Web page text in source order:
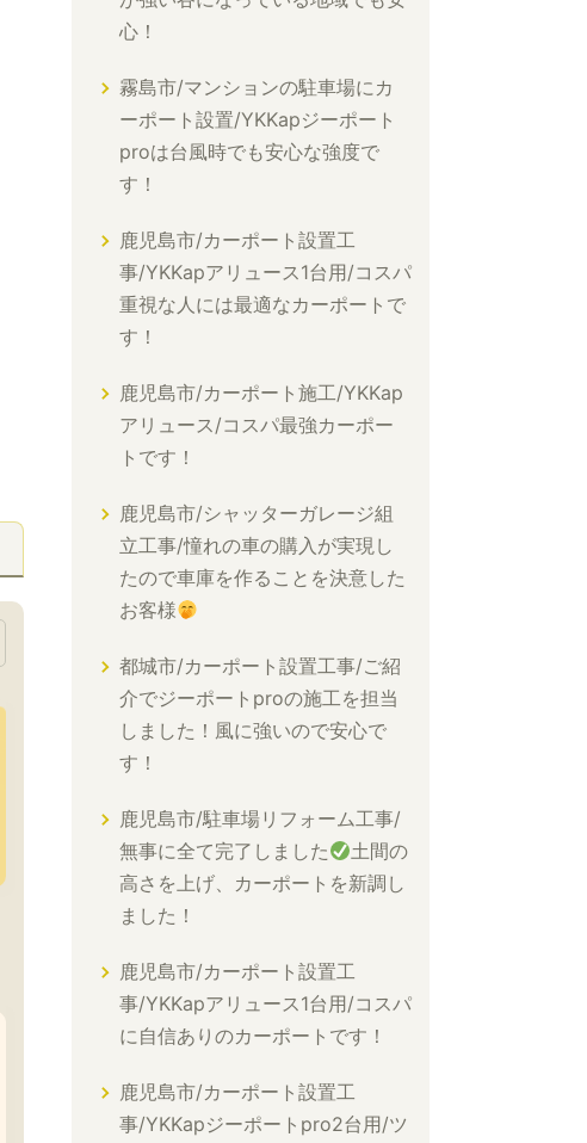
心！
霧島市/マンションの駐車場にカ
ーポート設置/YKKapジーポート
proは台風時でも安心な強度で
す！
鹿児島市/カーポート設置工
事/YKKapアリュース1台用/コスパ
重視な人には最適なカーポートで
す！
鹿児島市/カーポート施工/YKKap
アリュース/コスパ最強カーポー
トです！
鹿児島市/シャッターガレージ組
立工事/憧れの車の購入が実現し
たので車庫を作ることを決意した
お客様
都城市/カーポート設置工事/ご紹
介でジーポートproの施工を担当
しました！風に強いので安心で
す！
鹿児島市/駐車場リフォーム工事/
無事に全て完了しました
土間の
高さを上げ、カーポートを新調し
ました！
鹿児島市/カーポート設置工
事/YKKapアリュース1台用/コスパ
に自信ありのカーポートです！
鹿児島市/カーポート設置工
事/YKKapジーポートpro2台用/ツ